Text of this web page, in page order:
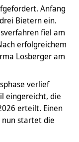
Anfang
Bietern ein.
fiel am
erfolgreichem
Losberger am
verlief
eingereicht, die
erteilt. Einen
nun startet die